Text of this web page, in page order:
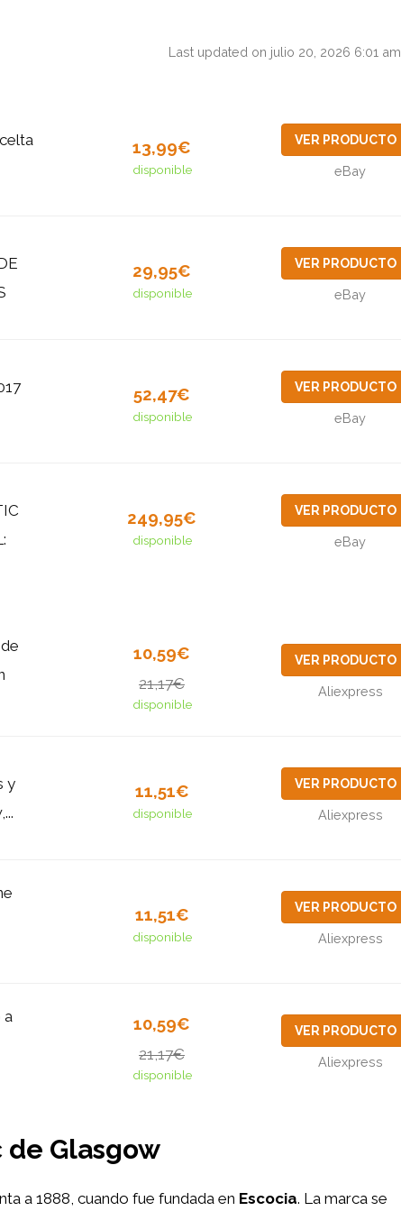
Last updated on julio 20, 2026 6:01 am
13,99€
disponible
VER PRODUCTO
eBay
29,95€
disponible
VER PRODUCTO
eBay
52,47€
disponible
VER PRODUCTO
eBay
249,95€
disponible
VER PRODUCTO
eBay
10,59€
21,17€
disponible
VER PRODUCTO
Aliexpress
y
11,51€
disponible
VER PRODUCTO
Aliexpress
11,51€
disponible
VER PRODUCTO
Aliexpress
a
10,59€
21,17€
disponible
VER PRODUCTO
Aliexpress
Glasgow
a 1888, cuando fue fundada en Escocia. La marca se